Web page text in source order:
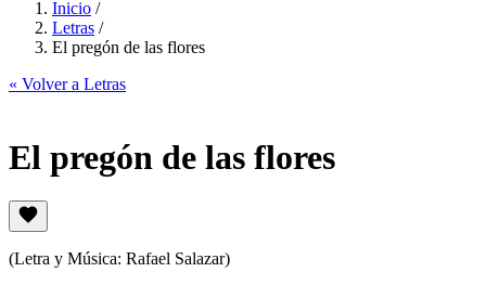
Inicio /
Letras /
El pregón de las flores
« Volver a Letras
El pregón de las flores
(Letra y Música: Rafael Salazar)